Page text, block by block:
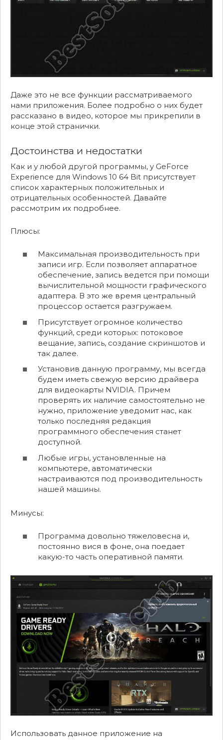
Даже это не все функции рассматриваемого
нами приложения. Более подробно о них будет
рассказано в видео, которое мы прикрепили в
конце этой странички.
Достоинства и недостатки
Как и у любой другой программы, у GeForce
Experience для Windows 10 64 Bit присутствует
список характерных положительных и
отрицательных особенностей. Давайте
рассмотрим их подробнее.
Плюсы:
Максимальная производительность при
записи игр. Если позволяет аппаратное
обеспечение, запись ведется при помощи
вычислительной мощности графического
адаптера. В это же время центральный
процессор остается разгружаем.
Присутствует огромное количество
функций, среди которых: потоковое
вещание, запись, создание скриншотов и
так далее.
Установив данную программу, мы всегда
будем иметь свежую версию драйвера
для видеокарты NVIDIA. Причем
проверять их наличие самостоятельно не
нужно, приложение уведомит нас, как
только последняя редакция
программного обеспечения станет
доступной.
Любые игры, установленные на
компьютере, автоматически
настраиваются под производительность
нашей машины.
Минусы:
Программа довольно тяжеловесна и,
постоянно вися в фоне, она поедает
какую-то часть оперативной памяти.
Использовать данное приложение на